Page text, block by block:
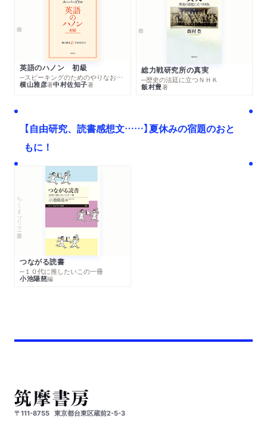
英語のハノン 初級
─スピーキングのためのやりなおし英文法スーパードリル
横山雅彦著中村佐知子著
総力戦研究所の真実
─歴史の法廷に立つＮＨＫ
飯村豊著
【自由研究、読書感想文……】夏休みの宿題のおと
もに！
ちくまプリマー新書
つながる読書
─１０代に推したいこの一冊
小池陽慈編
〒111-8755 東京都台東区蔵前2-5-3